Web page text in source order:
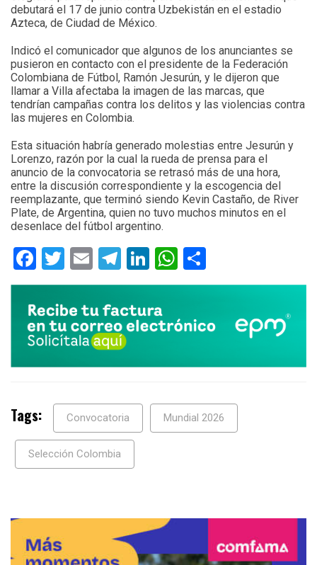
debutará el 17 de junio contra Uzbekistán en el estadio
Azteca, de Ciudad de México.
Indicó el comunicador que algunos de los anunciantes se
pusieron en contacto con el presidente de la Federación
Colombiana de Fútbol, Ramón Jesurún, y le dijeron que
llamar a Villa afectaba la imagen de las marcas, que
tendrían campañas contra los delitos y las violencias contra
las mujeres en Colombia.
Esta situación habría generado molestias entre Jesurún y
Lorenzo, razón por la cual la rueda de prensa para el
anuncio de la convocatoria se retrasó más de una hora,
entre la discusión correspondiente y la escogencia del
reemplazante, que terminó siendo Kevin Castaño, de River
Plate, de Argentina, quien no tuvo muchos minutos en el
desenlace del fútbol argentino.
Facebook
Twitter
EmailTelegram
LinkedIn
WhatsApp
Tags: Convocatoria Mundial 2026
Selección Colombia